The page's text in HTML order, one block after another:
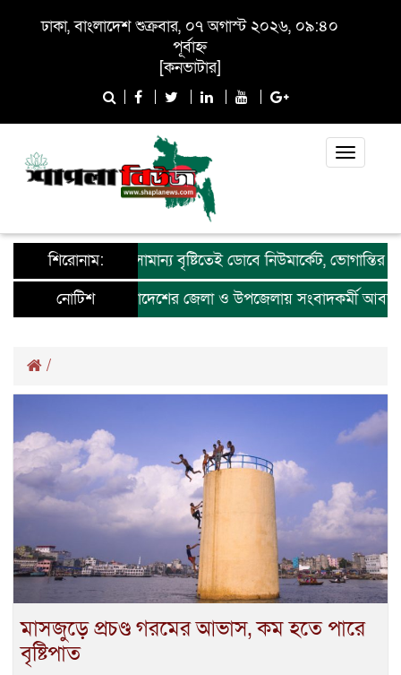
ঢাকা, বাংলাদেশ শুক্রবার, ০৭ অগাস্ট ২০২৬, ০৯:৪০
পূর্বাহ্ন
[কনভাটার]
Toggle
শিরোনাম:সামান্য বৃষ্টিতেই ডোবে নিউমার্কেট, ভোগান্তির শেষ
নোটিশসারাদেশের জেলা ও উপজেলায় সংবাদকর্মী
/
মাসজুড়ে প্রচণ্ড গরমের আভাস, কম হতে পারে
বৃষ্টিপাত